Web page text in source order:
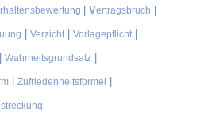
Vertragsbruch
Verzicht| Vorlagepflicht|
Wahrheitsgrundsatz
Zufriedenheitsformel